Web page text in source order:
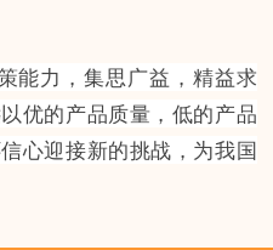
能力，集思广益，精益求
优的产品质量，低的产品
心迎接新的挑战，为我国